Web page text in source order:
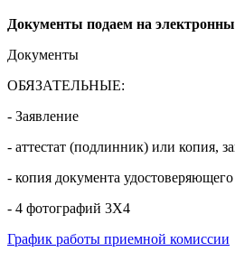
Документы подаем на
Документы
ОБЯЗАТЕЛЬНЫЕ:
- Заявление
- аттестат (подлинник) или копия,
- копия документа
- 4 фотографий 3Х4
График работы приемной комиссии